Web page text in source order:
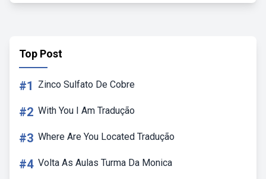
Top Post
#1 Zinco Sulfato De Cobre
#2 With You I Am Tradução
#3 Where Are You Located Tradução
#4 Volta As Aulas Turma Da Monica